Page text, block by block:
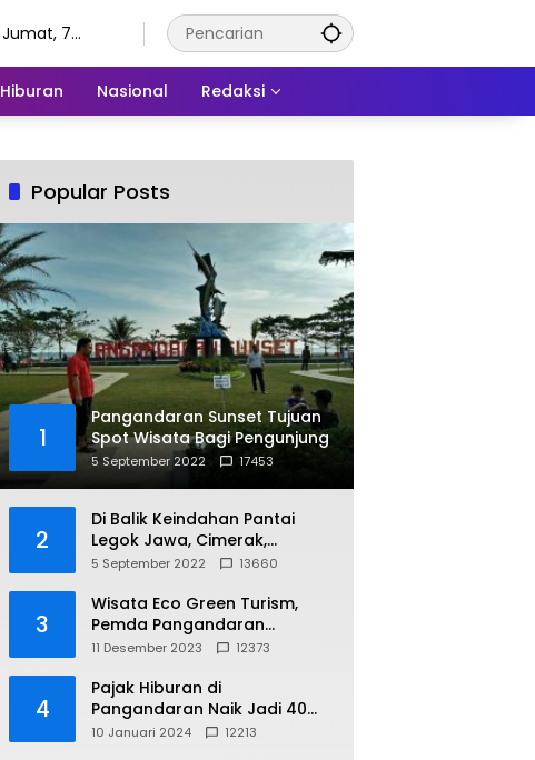
Jumat, 7
Hiburan Nasional Redaksi
Popular Posts
1
Pangandaran Sunset Tujuan
Spot Wisata Bagi Pengunjung
5 September 2022 17453
2
Di Balik Keindahan Pantai
Legok Jawa, Cimerak,
Pangandaran
5 September 2022 13660
3
Wisata Eco Green Turism,
Pemda Pangandaran
Gandeng PLN
11 Desember 2023 12373
4
Pajak Hiburan di
Pangandaran Naik Jadi 40
Persen
10 Januari 2024 12213